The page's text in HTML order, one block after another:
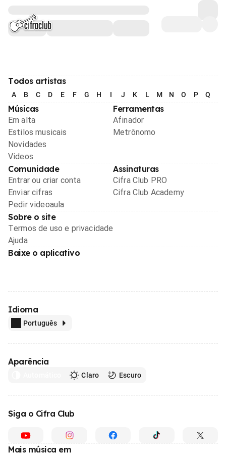
Todos artistas
A B C D E F G H I J K L M N O P Q
Músicas
Em alta
Estilos musicais
Novidades
Videos
Ferramentas
Afinador
Metrônomo
Comunidade
Entrar ou criar conta
Enviar cifras
Pedir videoaula
Assinaturas
Cifra Club PRO
Cifra Club Academy
Sobre o site
Termos de uso e privacidade
Ajuda
Baixe o aplicativo
Idioma
Português
Aparência
Claro Escuro
Siga o Cifra Club
Mais música em